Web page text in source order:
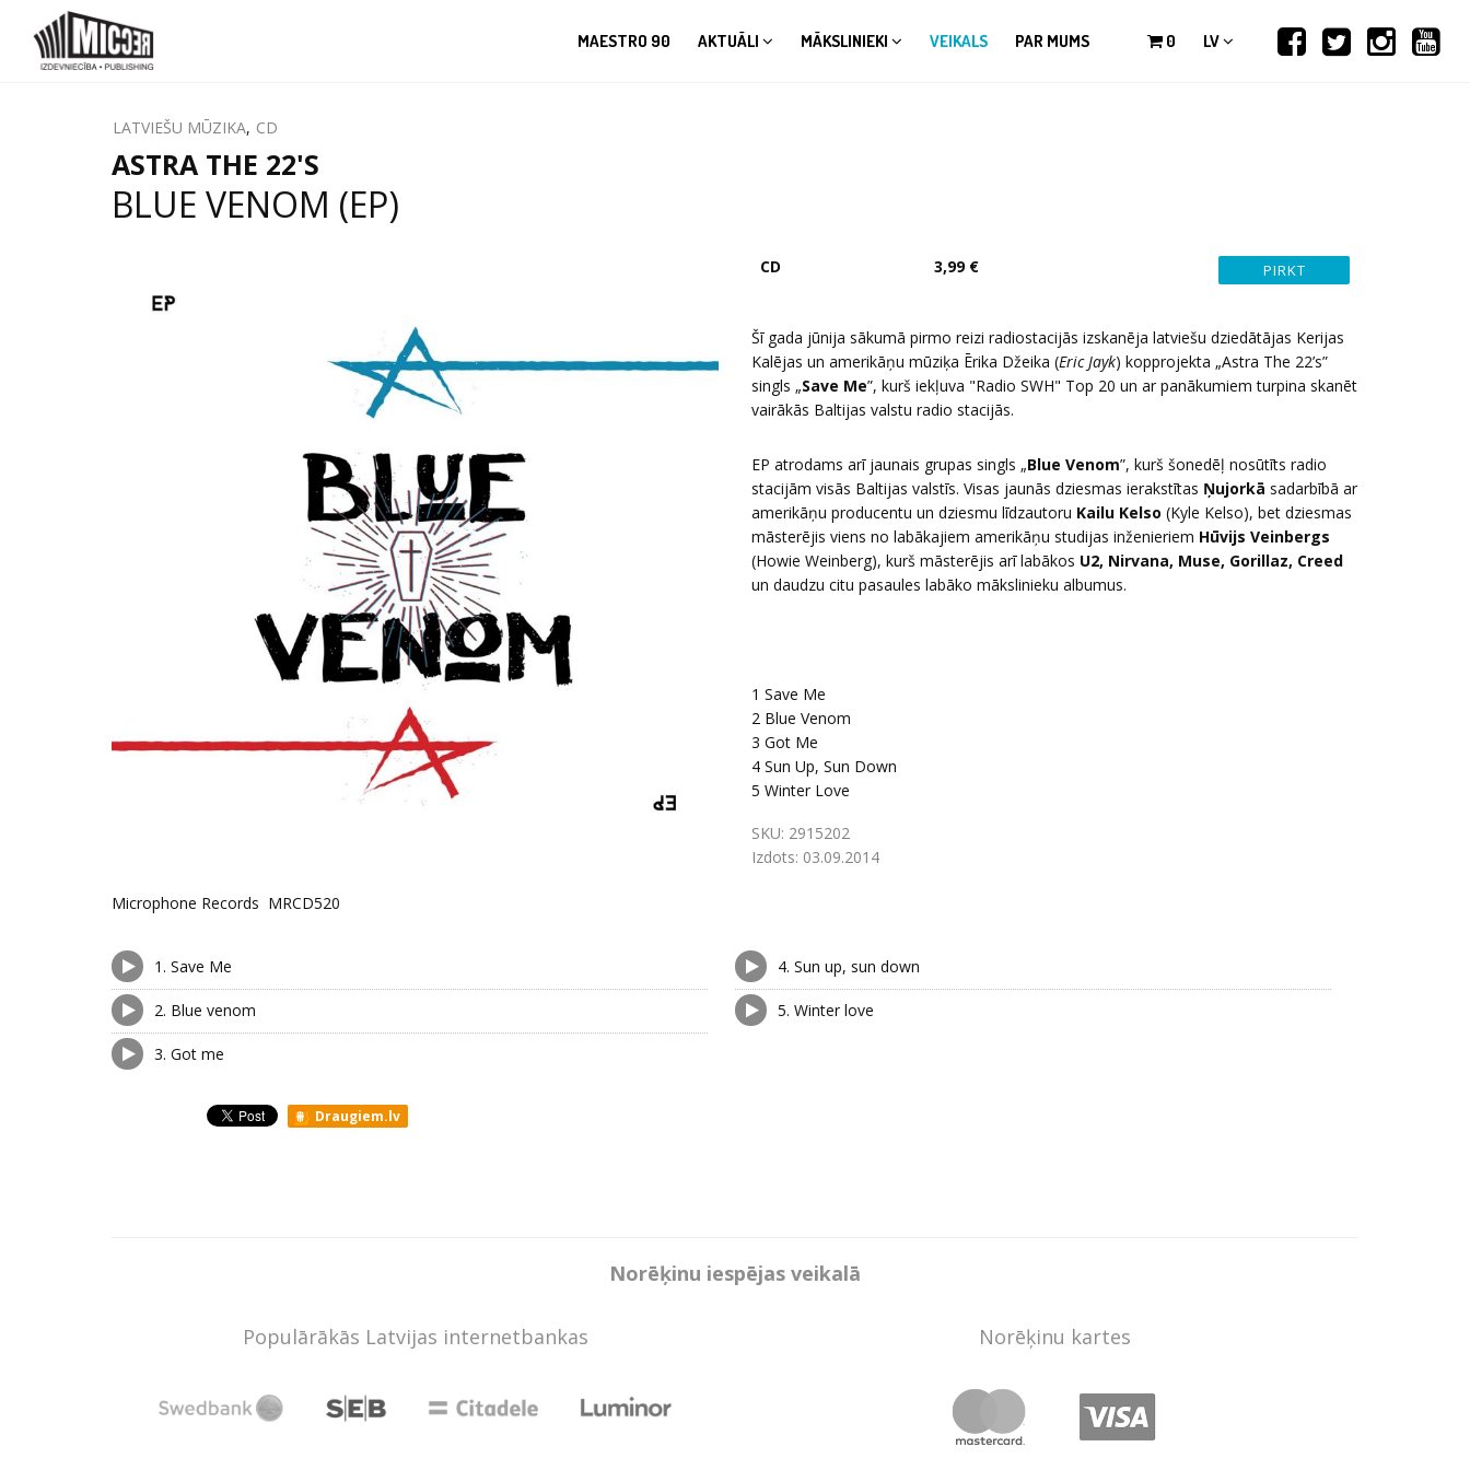
MAESTRO 90 AKTUĀLI MĀKSLINIEKI VEIKALS PAR MUMS 0 LV
LATVIEŠU MŪZIKA, CD
ASTRA THE 22'S
BLUE VENOM (EP)
CD 3,99 €
Šī gada jūnija sākumā pirmo reizi radiostacijās izskanēja latviešu dziedātājas Kerijas
Kalējas un amerikāņu mūziķa Ērika Džeika (Eric Jayk) kopprojekta „Astra The 22’s”
singls „Save Me”, kurš iekļuva "Radio SWH" Top 20 un ar panākumiem turpina skanēt
vairākās Baltijas valstu radio stacijās.
EP atrodams arī jaunais grupas singls „Blue Venom”, kurš šonedēļ nosūtīts radio
stacijām visās Baltijas valstīs. Visas jaunās dziesmas ierakstītas Ņujorkā sadarbībā ar
amerikāņu producentu un dziesmu līdzautoru Kailu Kelso (Kyle Kelso), bet dziesmas
māsterējis viens no labākajiem amerikāņu studijas inženieriem Hūvijs Veinbergs
(Howie Weinberg), kurš māsterējis arī labākos U2, Nirvana, Muse, Gorillaz, Creed
un daudzu citu pasaules labāko mākslinieku albumus.
1 Save Me
2 Blue Venom
3 Got Me
4 Sun Up, Sun Down
5 Winter Love
SKU: 2915202
Izdots: 03.09.2014
Microphone Records MRCD520
1. Save Me
2. Blue venom
3. Got me
4. Sun up, sun down
5. Winter love
Draugiem.lv
Norēķinu iespējas veikalā
Populārākās Latvijas internetbankas Norēķinu kartes